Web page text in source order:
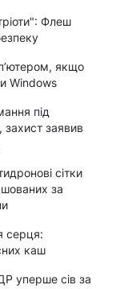
Флеш
якщо
Windows
під
заявив
сітки
за
серця:
каш
уперше сів за